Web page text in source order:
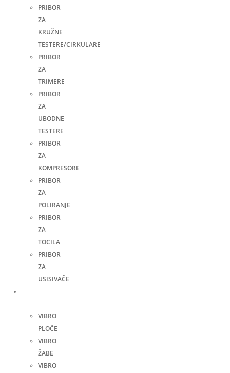
PRIBOR
ZA
KRUŽNE
TESTERE/CIRKULARE
PRIBOR
ZA
TRIMERE
PRIBOR
ZA
UBODNE
TESTERE
PRIBOR
ZA
KOMPRESORE
PRIBOR
ZA
POLIRANJE
PRIBOR
ZA
TOCILA
PRIBOR
ZA
USISIVAČE
VIBRO
PLOČE
VIBRO
ŽABE
VIBRO